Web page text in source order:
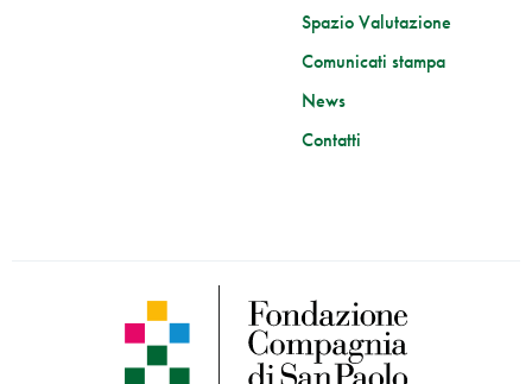
Spazio Valutazione
Comunicati stampa
News
Contatti